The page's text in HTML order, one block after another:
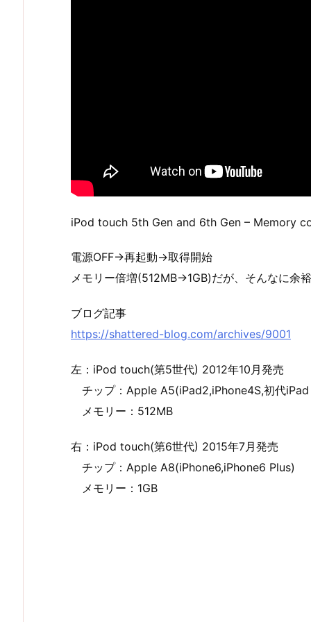
iPod touch 5th Gen and 6th Gen – Memory
電源OFF→再起動→取得開始
メモリー倍増(512MB→1GB)だが、そんなに余裕
ブログ記事
https://shattered-blog.com/archives/9001
左：iPod touch(第5世代) 2012年10月発売
チップ：Apple A5(iPad2,iPhone4S,初代
メモリー：512MB
右：iPod touch(第6世代) 2015年7月発売
チップ：Apple A8(iPhone6,iPhone6 Plus)
メモリー：1GB